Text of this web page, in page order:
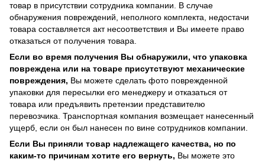
товар в присутствии сотрудника компании. В случае
обнаружения повреждений, неполного комплекта, недостачи
товара составляется акт несоответствия и Вы имеете право
отказаться от получения товара.
Если во время получения Вы обнаружили, что упаковка
повреждена или на товаре присутствуют механические
повреждения, Вы можете сделать фото поврежденной
упаковки для пересылки его менеджеру и отказаться от
товара или предъявить претензии представителю
перевозчика. Транспортная компания возмещает нанесенный
ущерб, если он был нанесен по вине сотрудников компании.
Если Вы приняли товар надлежащего качества, но по
каким-то причинам хотите его вернуть, Вы можете это